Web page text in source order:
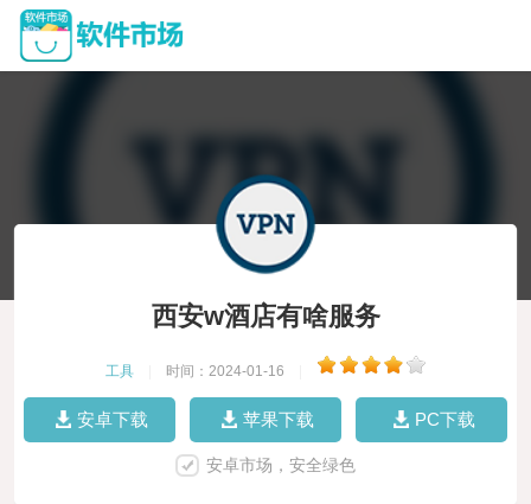
西安w酒店有啥服务
工具 时间：2024-01-16
安卓下载 苹果下载 PC下载
安卓市场，安全绿色